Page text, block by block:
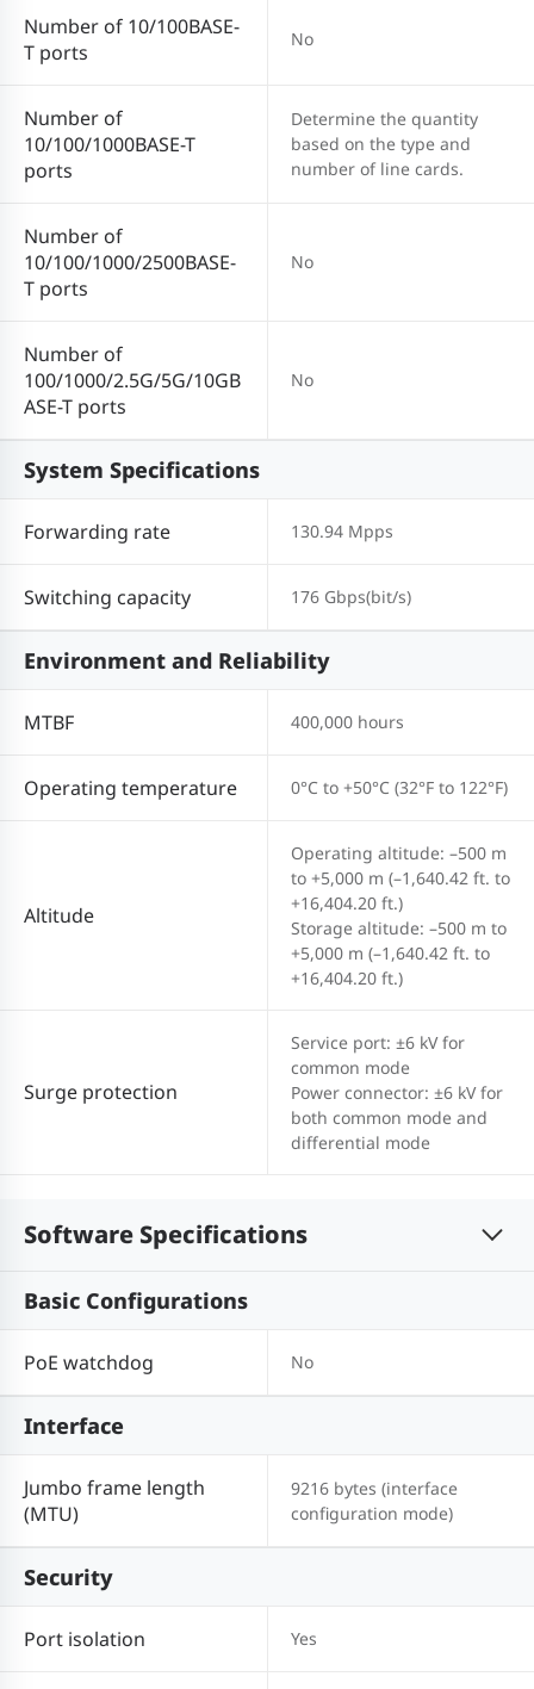
Number of 10/100BASE-
T ports
No
Number of
10/100/1000BASE-T
ports
Determine the quantity
based on the type and
number of line cards.
Number of
10/100/1000/2500BASE-
T ports
No
Number of
100/1000/2.5G/5G/10GB
ASE-T ports
No
System Specifications
Forwarding rate 130.94 Mpps
Switching capacity 176 Gbps(bit/s)
Environment and Reliability
MTBF 400,000 hours
Operating temperature 0°C to +50°C (32°F to 122°F)
Altitude
Operating altitude: –500 m
to +5,000 m (–1,640.42 ft. to
+16,404.20 ft.)
Storage altitude: –500 m to
+5,000 m (–1,640.42 ft. to
+16,404.20 ft.)
Surge protection
Service port: ±6 kV for
common mode
Power connector: ±6 kV for
both common mode and
differential mode
Software Specifications
Basic Configurations
PoE watchdog No
Interface
Jumbo frame length
(MTU)
9216 bytes (interface
configuration mode)
Security
Port isolation Yes